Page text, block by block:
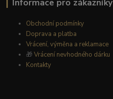
Obchodní podmínky
Doprava a platba
Vrácení, výměna a reklamace
🎁Vrácení nevhodného dárku
Kontakty